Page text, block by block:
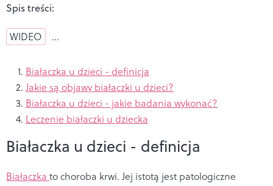
Spis treści:
WIDEO …
Białaczka u dzieci - definicja
Jakie są objawy białaczki u dzieci?
Białaczka u dzieci - jakie badania wykonać?
Leczenie białaczki u dziecka
Białaczka u dzieci - definicja
Białaczka to choroba krwi. Jej istotą jest patologiczne